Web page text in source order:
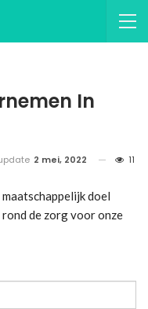
In
2 mei, 2022 11
doel
rond de zorg voor onze